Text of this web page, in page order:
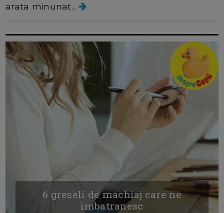
arata minunat...
6 greseli de machiaj care ne
imbatranesc